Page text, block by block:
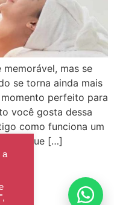
mas se
se torna ainda mais
perfeito para
você gosta dessa
como funciona um
que […]
a